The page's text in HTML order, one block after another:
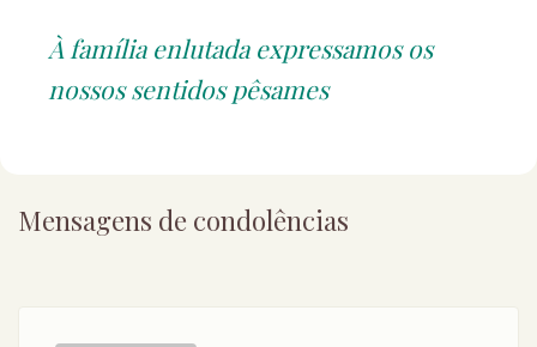
À família enlutada expressamos os
nossos sentidos pêsames
Mensagens de condolências